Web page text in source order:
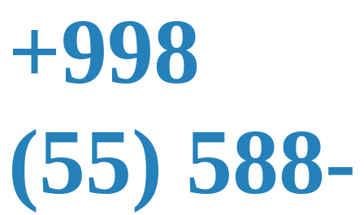
+998
(55) 588-